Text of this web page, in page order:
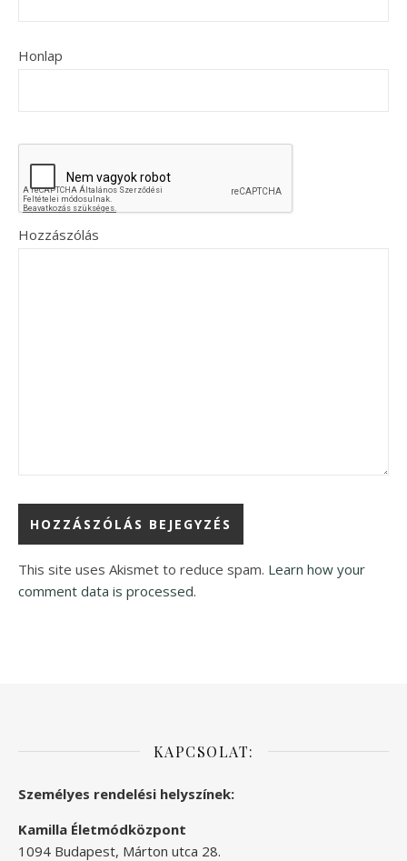
Honlap
Hozzászólás
This site uses Akismet to reduce spam. Learn how your
comment data is processed.
KAPCSOLAT:
Személyes rendelési helyszínek:
Kamilla Életmódközpont
1094 Budapest, Márton utca 28.